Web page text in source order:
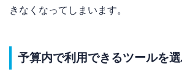
きなくなってしまいます。
予算内で利用できるツールを